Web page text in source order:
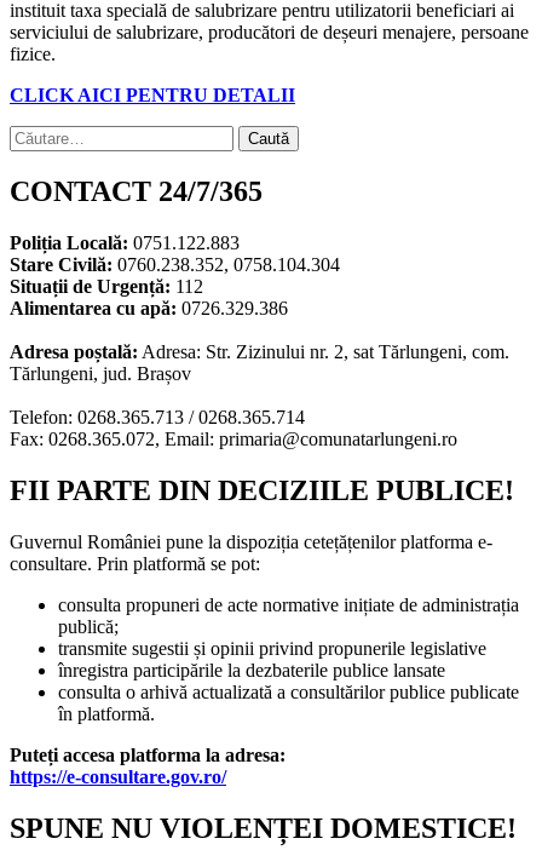
instituit taxa specială de salubrizare pentru utilizatorii beneficiari ai
serviciului de salubrizare, producători de deșeuri menajere, persoane
fizice.
CLICK AICI PENTRU DETALII
Caută
după:
CONTACT 24/7/365
Poliția Locală: 0751.122.883
Stare Civilă: 0760.238.352, 0758.104.304
Situații de Urgență: 112
Alimentarea cu apă: 0726.329.386
Adresa poștală: Adresa: Str. Zizinului nr. 2, sat Tărlungeni, com.
Tărlungeni, jud. Brașov
Telefon: 0268.365.713 / 0268.365.714
Fax: 0268.365.072, Email: primaria@comunatarlungeni.ro
FII PARTE DIN DECIZIILE PUBLICE!
Guvernul României pune la dispoziția cetețățenilor platforma e-
consultare. Prin platformă se pot:
consulta propuneri de acte normative inițiate de administrația
publică;
transmite sugestii și opinii privind propunerile legislative
înregistra participările la dezbaterile publice lansate
consulta o arhivă actualizată a consultărilor publice publicate
în platformă.
Puteți accesa platforma la adresa:
https://e-consultare.gov.ro/
SPUNE NU VIOLENȚEI DOMESTICE!